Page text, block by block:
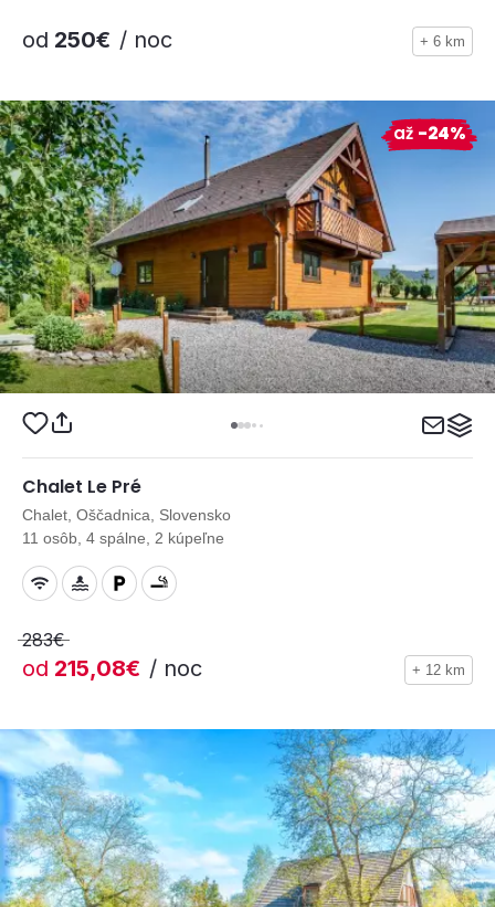
od 250€ / noc + 6 km
Chalet Le Pré
Chalet, Oščadnica, Slovensko
11 osôb, 4 spálne, 2 kúpeľne
283€
od 215,08€ / noc
až -24%
+ 12 km